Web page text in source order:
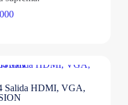
Salida HDMI, VGA,